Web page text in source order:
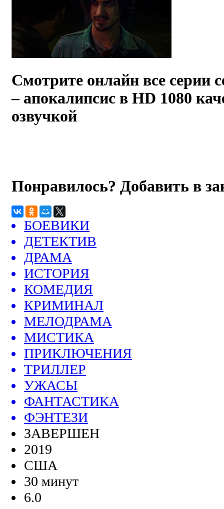
Смотрите онлайн все серии
– апокалипсис в HD 1080
озвучкой
Понравилось? Добавить в
БОЕВИКИ
ДЕТЕКТИВ
ДРАМА
ИСТОРИЯ
КОМЕДИЯ
КРИМИНАЛ
МЕЛОДРАМА
МИСТИКА
ПРИКЛЮЧЕНИЯ
ТРИЛЛЕР
УЖАСЫ
ФАНТАСТИКА
ФЭНТЕЗИ
ЗАВЕРШЕН
2019
США
30 минут
6.0